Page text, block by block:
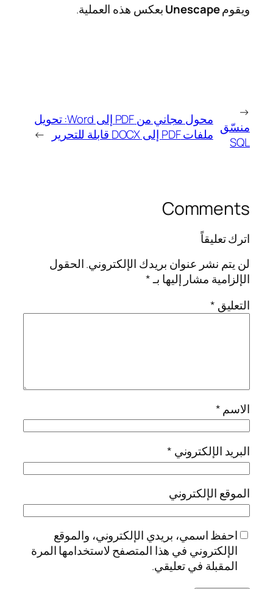
ويقومUnescapeبعكس هذه العملية.
←
منسّق
SQL
محول مجاني من PDF إلى Word: تحويل
ملفات PDF إلى DOCX قابلة للتحرير
→
Comments
اترك تعليقاً
لن يتم نشر عنوان بريدك الإلكتروني.الحقول
الإلزامية مشار إليها بـ*
التعليق *
الاسم*
البريد الإلكتروني *
الموقع الإلكتروني
احفظ اسمي، بريدي الإلكتروني، والموقع
الإلكتروني في هذا المتصفح لاستخدامها المرة
المقبلة في تعليقي.